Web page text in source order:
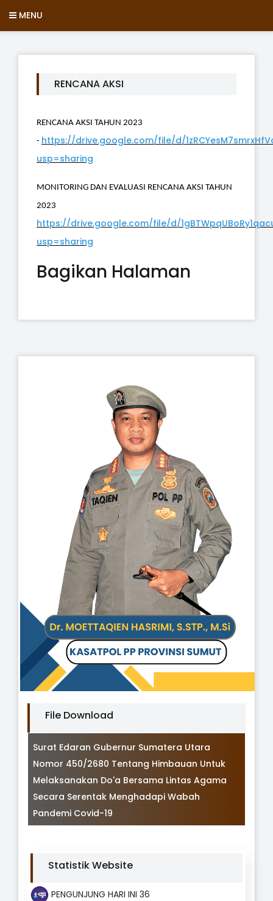
MENU
RENCANA AKSI
RENCANA AKSI TAHUN 2023
- https://drive.google.com/file/d/
usp=sharing
MONITORING DAN EVALUASI RENCANA AKSI TAHUN
2023
https://drive.google.com/file/d/
usp=sharing
Bagikan Halaman
File Download
Surat Edaran Gubernur Sumatera Utara
Nomor 450/2680 Tentang Himbauan Untuk
Melaksanakan Do'a Bersama Lintas Agama
Secara Serentak Menghadapi Wabah
Pandemi Covid-19
Statistik Website
PENGUNJUNG HARI INI 36